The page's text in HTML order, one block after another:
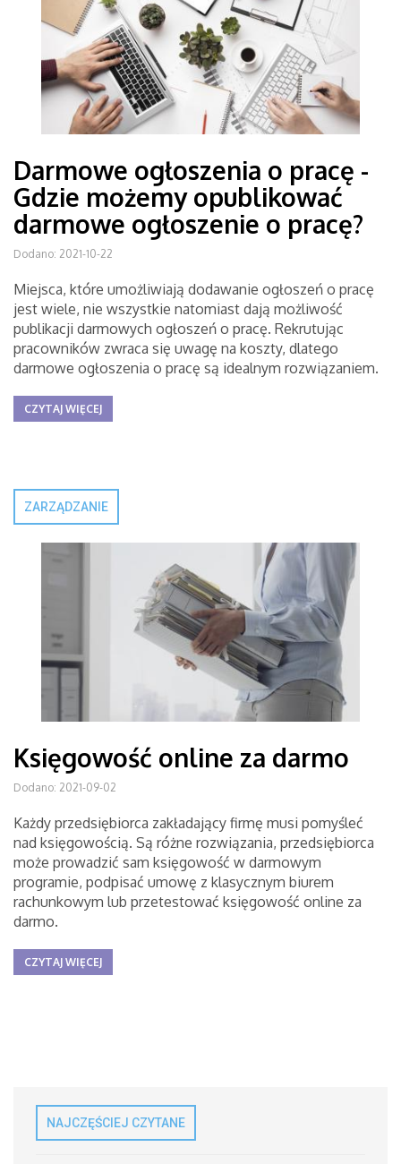
Darmowe ogłoszenia o pracę -
Gdzie możemy opublikować
darmowe ogłoszenie o pracę?
Dodano: 2021-10-22
Miejsca, które umożliwiają dodawanie ogłoszeń o pracę
jest wiele, nie wszystkie natomiast dają możliwość
publikacji darmowych ogłoszeń o pracę. Rekrutując
pracowników zwraca się uwagę na koszty, dlatego
darmowe ogłoszenia o pracę są idealnym rozwiązaniem.
CZYTAJ WIĘCEJ
ZARZĄDZANIE
Księgowość online za darmo
Dodano: 2021-09-02
Każdy przedsiębiorca zakładający firmę musi pomyśleć
nad księgowością. Są różne rozwiązania, przedsiębiorca
może prowadzić sam księgowość w darmowym
programie, podpisać umowę z klasycznym biurem
rachunkowym lub przetestować księgowość online za
darmo.
CZYTAJ WIĘCEJ
NAJCZĘŚCIEJ CZYTANE